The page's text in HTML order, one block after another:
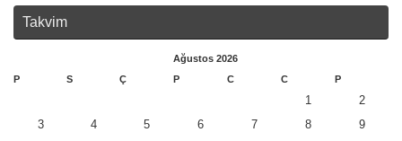
Takvim
Ağustos 2026
P
S Ç P C C P
1
2
3
4 5 6 7 8
9